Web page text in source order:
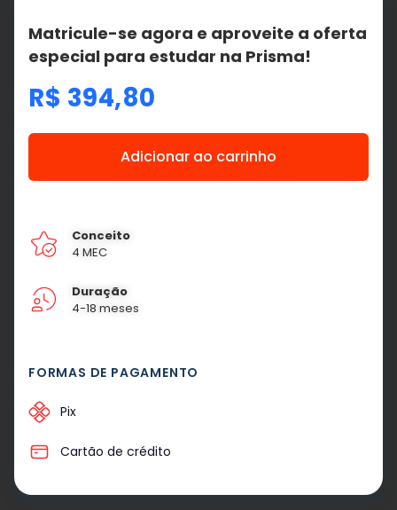
Matricule-se agora e aproveite a oferta
especial para estudar na Prisma!
R$ 394,80
Adicionar ao carrinho
Conceito
4 MEC
Duração
4-18 meses
FORMAS DE PAGAMENTO
Pix
Cartão de crédito